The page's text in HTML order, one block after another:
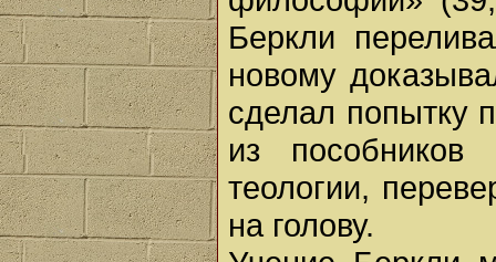
Беркли
новому
сделал попытку
из
теологии,
на голову.